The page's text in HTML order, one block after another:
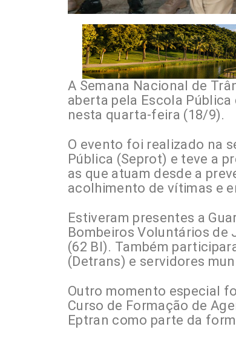
A Semana Nacional de
aberta pela Escola
nesta quarta-feira (18/9).
O evento foi realizado na
Pública (Seprot) e teve a
as que atuam desde a
acolhimento de vítimas e
Estiveram presentes a
Bombeiros Voluntários de
(62 BI). Também
(Detrans) e servidores
Outro momento especial
Curso de Formação de
Eptran como parte da